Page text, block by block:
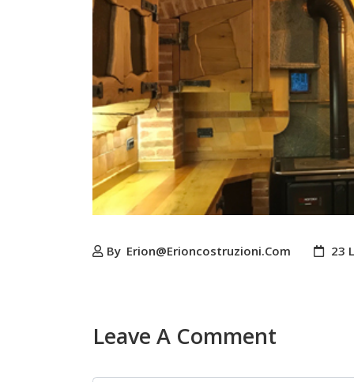
By Erion@erioncostruzioni.com 23
Leave A Comment